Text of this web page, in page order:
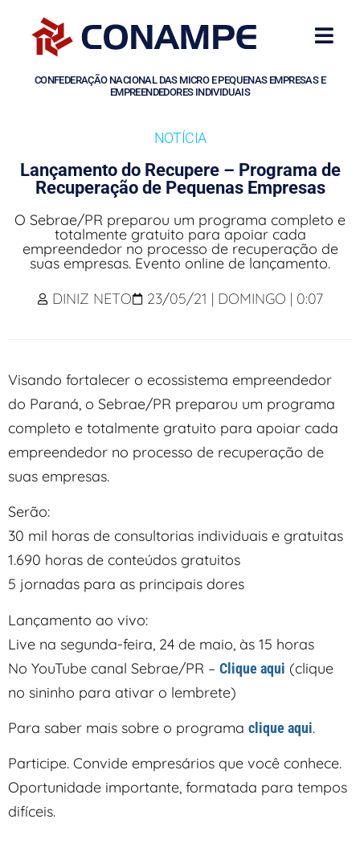
CONFEDERAÇÃO NACIONAL DAS MICRO E PEQUENAS EMPRESAS E
EMPREENDEDORES INDIVIDUAIS
NOTÍCIA
Lançamento do Recupere – Programa de
Recuperação de Pequenas Empresas
O Sebrae/PR preparou um programa completo e
totalmente gratuito para apoiar cada
empreendedor no processo de recuperação de
suas empresas. Evento online de lançamento.
DINIZ NETO
23/05/21 | DOMINGO | 0:07
Visando fortalecer o ecossistema empreendedor
do Paraná, o Sebrae/PR preparou um programa
completo e totalmente gratuito para apoiar cada
empreendedor no processo de recuperação de
suas empresas.
Serão:
30 mil horas de consultorias individuais e gratuitas
1.690 horas de conteúdos gratuitos
5 jornadas para as principais dores
Lançamento ao vivo:
Live na segunda-feira, 24 de maio, às 15 horas
No YouTube canal Sebrae/PR – Clique aqui (clique
no sininho para ativar o lembrete)
Para saber mais sobre o programa clique aqui.
Participe. Convide empresários que você conhece.
Oportunidade importante, formatada para tempos
difíceis.